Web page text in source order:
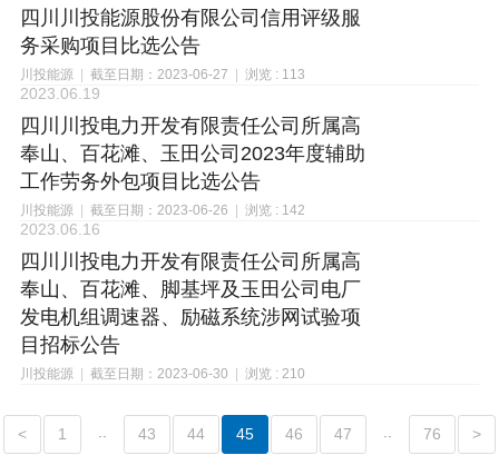
四川川投能源股份有限公司信用评级服
务采购项目比选公告
川投能源 截至日期：2023-06-27 浏览 : 113
2023.06.19
四川川投电力开发有限责任公司所属高
奉山、百花滩、玉田公司2023年度辅助
工作劳务外包项目比选公告
川投能源 截至日期：2023-06-26 浏览 : 142
2023.06.16
四川川投电力开发有限责任公司所属高
奉山、百花滩、脚基坪及玉田公司电厂
发电机组调速器、励磁系统涉网试验项
目招标公告
川投能源 截至日期：2023-06-30 浏览 : 210
< 1 43 44 45 46 47 76 >